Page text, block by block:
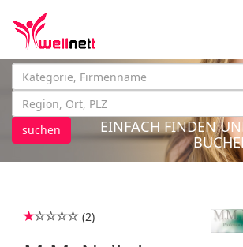
suchen
EINFACH FINDEN
(2)